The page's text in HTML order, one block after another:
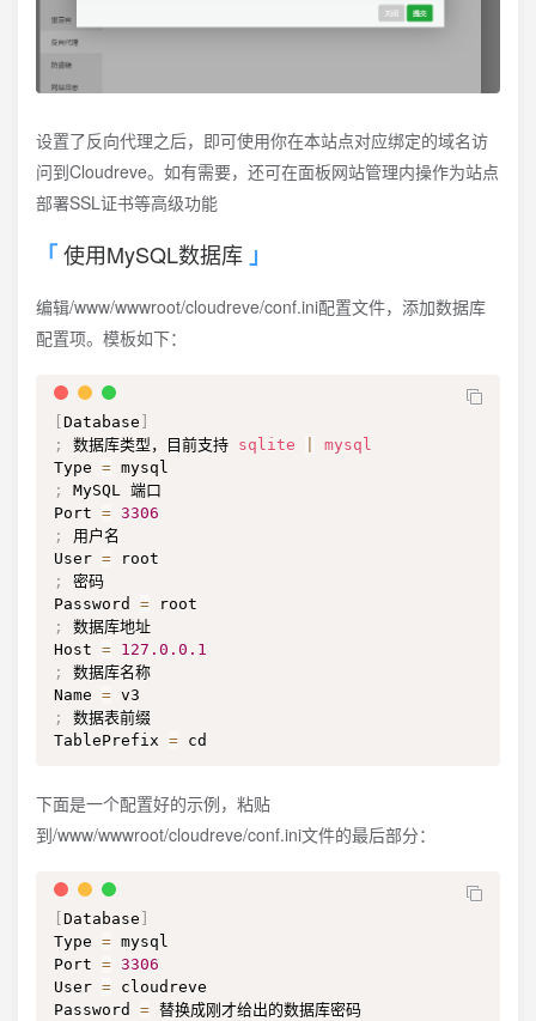
设置了反向代理之后，即可使用你在本站点对应绑定的域名访
问到Cloudreve。如有需要，还可在面板网站管理内操作为站点
部署SSL证书等高级功能
使用MySQL数据库
编辑/www/wwwroot/cloudreve/conf.ini配置文件，添加数据库
配置项。模板如下：
Database
;
数据库类型，目前支持 sqlite
mysql
Type =
;
MySQL 端口
Port = 3306
;
用户名
User =
;
密码
Password =
;
数据库地址
Host = 127.0 .0 .1
;
数据库名称
Name =
;
数据表前缀
TablePrefix = cd
下面是一个配置好的示例，粘贴
到/www/wwwroot/cloudreve/conf.ini文件的最后部分：
Database
Type = mysql
Port = 3306
User = cloudreve
Password = 替换成刚才给出的数据库密码